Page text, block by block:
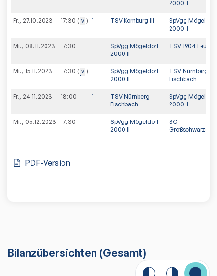
2000 II
Fr., 27.10.2023 17:30 v 1 TSV Kornburg III
SpVgg Mögeldorf
2000 II
Mi., 08.11.2023 17:30 1
SpVgg Mögeldorf
2000 II
TSV 1904 Feucht
Mi., 15.11.2023 17:30 v 1
SpVgg Mögeldorf
2000 II
TSV Nürnberg-
Fischbach
Fr., 24.11.2023 18:00 1
TSV Nürnberg-
Fischbach
SpVgg Mögeldorf
2000 II
Mi., 06.12.2023 17:30 1
SpVgg Mögeldorf
2000 II
SC
PDF-Version
Bilanzübersichten (Gesamt)